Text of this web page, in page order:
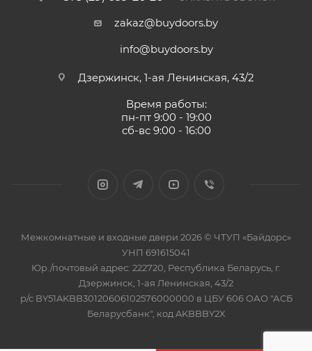
zakaz@buydoors.by
info@buydoors.by
Дзержинск, 1-ая Ленинская, 43/2
Время работы:
пн-пт 9:00 - 19:00
сб-вс 9:00 - 16:00
Межкомнатные и входные двери 2026 © ЧТУП «Байдорс»
УНП 691615041
Юр./почтовый адрес: 222720, Республика Беларусь, г.
Дзержинск, 1-ая Ленинская, 43/2
р/с BY51AKBB30120606102576000000 в ЦБУ 606 ОАО "АСБ
Беларусбанк", код AKBBBY2X